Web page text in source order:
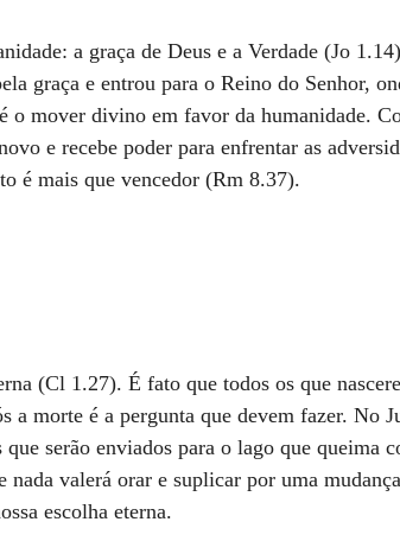
a graça de Deus e a Verdade (Jo
graça e entrou para o Reino do Senhor,
o mover divino em favor da humanidade.
e recebe poder para enfrentar as
é mais que vencedor (Rm 8.37).
(Cl 1.27). É fato que todos os que
a morte é a pergunta que devem fazer. No
serão enviados para o lago que queima
valerá orar e suplicar por uma
escolha eterna.